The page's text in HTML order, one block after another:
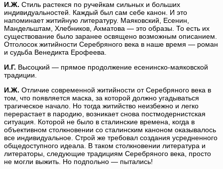
И.Ж. Стиль растекся по ручейкам сильных и больших
индивидуальностей. Каждый был сам себе канон. И это
напоминает житийную литературу. Маяковский, Есенин,
Мандельштам, Хлебников, Ахматова — это образы. То есть их
существование было заранее освящено возможным описанием.
Отголосок житийности Серебряного века в наше время — роман
и судьба Венедикта Ерофеева.
И.Г. Высоцкий — прямое продолжение есенинско-маяковской
традиции.
И.Ж. Отличие современной житийности от Серебряного века в
том, что появляется маска, за которой должно угадываться
трагическое начало. Но тогда житийство неизбежно и легко
перерастает в пародию, возникает снова постмодернистская
ситуация. Которой не было в сталинские времена, когда в
объективном столкновении со сталинским каноном оказывалось
все индивидуальное. Строй же требовал создания усредненного
общедоступного идеала. В таком столкновении литература и
литераторы, следующие традициям Серебряного века, просто
не могли выжить. Но подпольно — пытались!